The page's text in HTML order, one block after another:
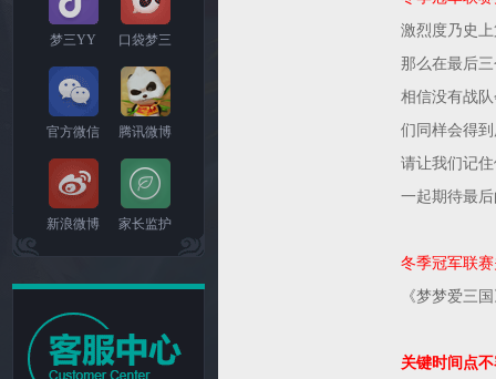
梦三YY 口袋梦三
官方微信 腾讯微博
新浪微博 家长监护
激烈度乃史
那么在最后
相信没有战
们同样会得
请让我们记
一起期待最
冬季冠军联
《梦梦爱三
关键时间点